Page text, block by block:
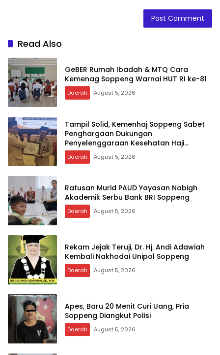
Read Also
GeBER Rumah Ibadah & MTQ Cara
Kemenag Soppeng Warnai HUT RI ke-81
Daerah August 5, 2026
Tampil Solid, Kemenhaj Soppeng Sabet
Penghargaan Dukungan
Penyelenggaraan Kesehatan Haji
Terbaik
Daerah August 5, 2026
Ratusan Murid PAUD Yayasan Nabigh
Akademik Serbu Bank BRI Soppeng
Daerah August 5, 2026
Rekam Jejak Teruji, Dr. Hj. Andi Adawiah
Kembali Nakhodai Unipol Soppeng
Daerah August 5, 2026
Apes, Baru 20 Menit Curi Uang, Pria
Soppeng Diangkut Polisi
Daerah August 5, 2026